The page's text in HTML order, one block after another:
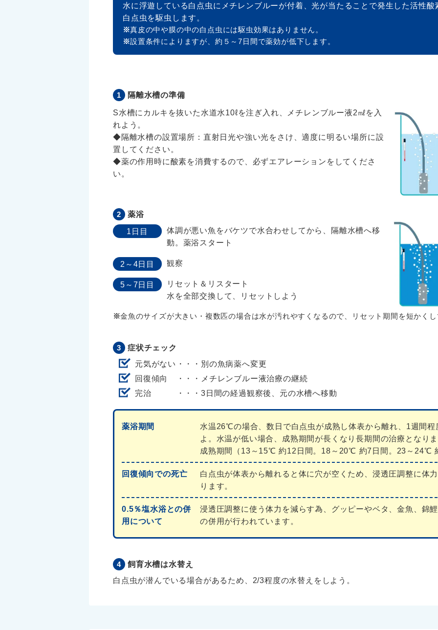
水に浮遊している白点虫にメチレンブルーが付着、光が当たることで発生した活性酸
白点虫を駆虫します。
真皮の中や膜の中の白点虫には駆虫効果はありません。
設置条件によりますが、約５～7日間で薬効が低下します。
隔離水槽の準備
S水槽にカルキを抜いた水道水10ℓを注ぎ入れ、メチレンブルー液2㎖を入
れよう。
◆隔離水槽の設置場所：直射日光や強い光をさけ、適度に明るい場所に設
置してください。
◆薬の作用時に酸素を消費するので、必ずエアレーションをしてくださ
い。
薬浴
1日目
体調が悪い魚をバケツで水合わせしてから、隔離水槽へ移
動。薬浴スタート
2～4日目 観察
5～7日目
リセット＆リスタート
水を全部交換して、リセットしよう
金魚のサイズが大きい・複数匹の場合は水が汚れやすくなるので、リセット期間を短かく
症状チェック
元気がない
別の魚病薬へ変更
回復傾向
メチレンブルー液治療の継続
完治
3日間の経過観察後、元の水槽へ移動
薬浴期間
水温26℃の場合、数日で白点虫が成熟し体表から離れ、1週間
よ。水温が低い場合、成熟期間が長くなり長期間の治療となり
成熟期間（13～15℃ 約12日間。18～20℃ 約7日間。23～24℃
回復傾向での死亡
白点虫が体表から離れると体に穴が空くため、浸透圧調整に体
ります。
0.5％塩水浴との併
用について
浸透圧調整に使う体力を減らす為、グッピーやベタ、金魚、錦
の併用が行われています。
飼育水槽は水替え
白点虫が潜んでいる場合があるため、2/3程度の水替えをしよう。